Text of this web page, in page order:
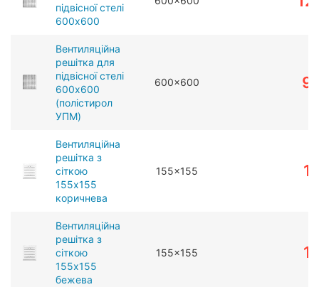
підвісної стелі
600x600
Вентиляційна
решітка для
підвісної стелі
600x600
(полістирол
УПМ)
600x600
Вентиляційна
решітка з
сіткою
155x155
коричнева
155x155
Вентиляційна
решітка з
сіткою
155x155
бежева
155x155